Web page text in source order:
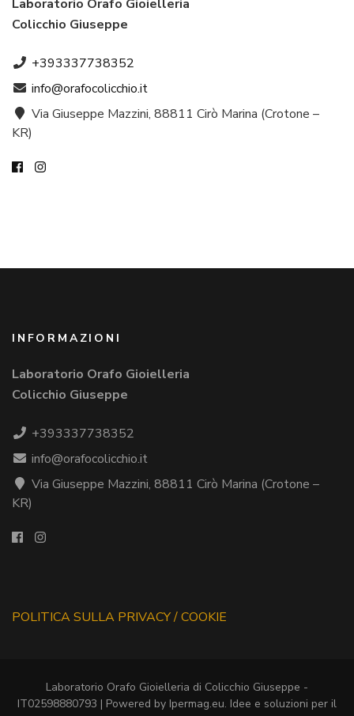
Laboratorio Orafo Gioielleria
Colicchio Giuseppe
+393337738352
info@orafocolicchio.it
Via Giuseppe Mazzini, 88811 Cirò Marina (Crotone –
KR)
INFORMAZIONI
Laboratorio Orafo Gioielleria
Colicchio Giuseppe
+393337738352
info@orafocolicchio.it
Via Giuseppe Mazzini, 88811 Cirò Marina (Crotone –
KR)
POLITICA SULLA PRIVACY / COOKIE
Laboratorio Orafo Gioielleria di Colicchio Giuseppe -
IT02598880793 | Powered by Ipermag.eu. Idee e soluzioni per il